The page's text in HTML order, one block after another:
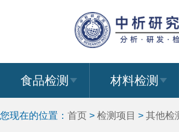
食品检测 材料检测
您现在的位置： 首页 > 检测项目 > 其他检